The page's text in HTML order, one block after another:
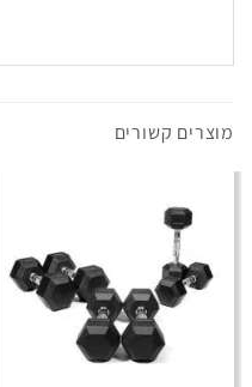
מוצרים קשורים